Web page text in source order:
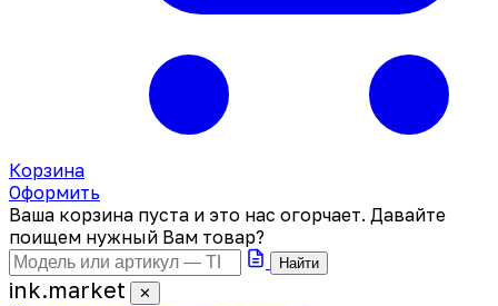
Корзина
Оформить
Ваша корзина пуста и это нас огорчает. Давайте
поищем нужный Вам товар?
Найти
ink.market ✕